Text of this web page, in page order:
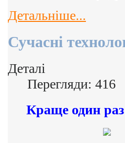
Детальніше...
Сучасні
Деталі
Перегляди: 416
Краще один раз